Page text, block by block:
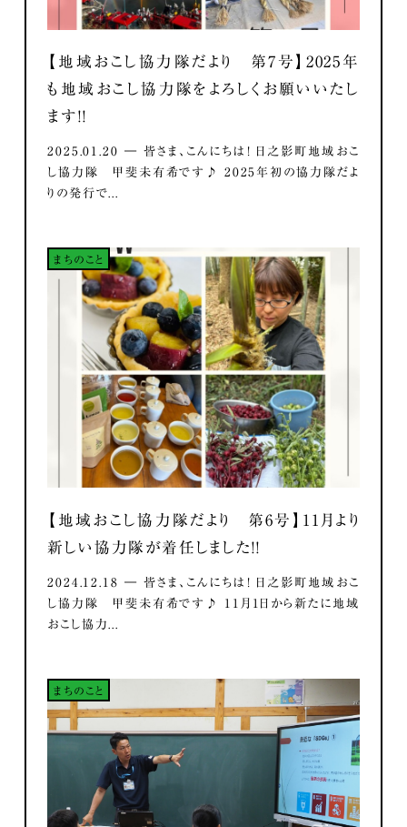
【地域おこし協力隊だより 第7号】2025年
も地域おこし協力隊をよろしくお願いいたし
ます！！
2025.01.20 ― 皆さま、こんにちは！ 日之影町地域おこ
し協力隊 甲斐未有希です♪ 2025年初の協力隊だよ
りの発行で...
まちのこと
【地域おこし協力隊だより 第6号】11月より
新しい協力隊が着任しました！！
2024.12.18 ― 皆さま、こんにちは！ 日之影町地域おこ
し協力隊 甲斐未有希です♪ 11月1日から新たに地域
おこし協力...
まちのこと